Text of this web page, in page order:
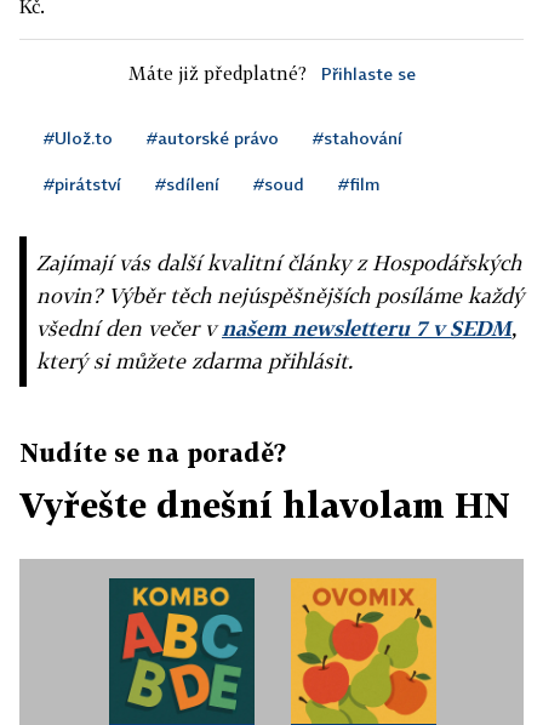
Kč.
Máte již předplatné? Přihlaste se
#Ulož.to #autorské právo #stahování
#pirátství #sdílení #soud #film
Zajímají vás další kvalitní články z Hospodářských
novin? Výběr těch nejúspěšnějších posíláme každý
všední den večer vnašem newsletteru 7 v SEDM,
který si můžete zdarma přihlásit.
Nudíte se na poradě?
Vyřešte dnešní hlavolam HN